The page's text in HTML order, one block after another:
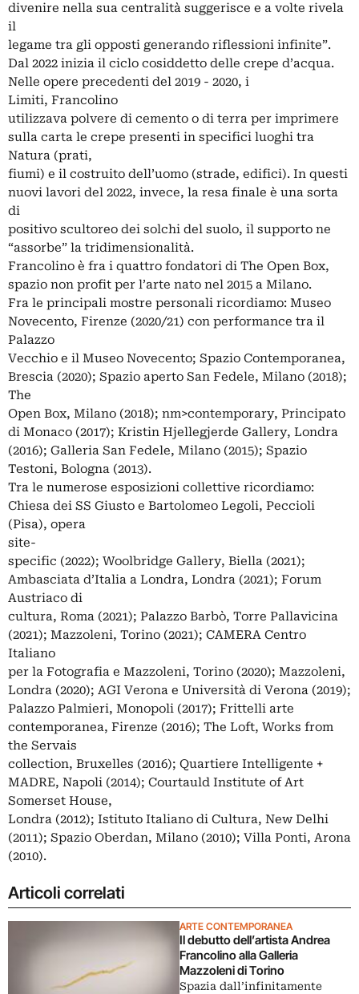
divenire nella sua centralità suggerisce e a volte rivela
il
legame tra gli opposti generando riflessioni infinite”.
Dal 2022 inizia il ciclo cosiddetto delle crepe d’acqua.
Nelle opere precedenti del 2019 - 2020, i
Limiti, Francolino
utilizzava polvere di cemento o di terra per imprimere
sulla carta le crepe presenti in specifici luoghi tra
Natura (prati,
fiumi) e il costruito dell’uomo (strade, edifici). In questi
nuovi lavori del 2022, invece, la resa finale è una sorta
di
positivo scultoreo dei solchi del suolo, il supporto ne
“assorbe” la tridimensionalità.
Francolino è fra i quattro fondatori di The Open Box,
spazio non profit per l’arte nato nel 2015 a Milano.
Fra le principali mostre personali ricordiamo: Museo
Novecento, Firenze (2020/21) con performance tra il
Palazzo
Vecchio e il Museo Novecento; Spazio Contemporanea,
Brescia (2020); Spazio aperto San Fedele, Milano (2018);
The
Open Box, Milano (2018); nm>contemporary, Principato
di Monaco (2017); Kristin Hjellegjerde Gallery, Londra
(2016); Galleria San Fedele, Milano (2015); Spazio
Testoni, Bologna (2013).
Tra le numerose esposizioni collettive ricordiamo:
Chiesa dei SS Giusto e Bartolomeo Legoli, Peccioli
(Pisa), opera
site-
specific (2022); Woolbridge Gallery, Biella (2021);
Ambasciata d’Italia a Londra, Londra (2021); Forum
Austriaco di
cultura, Roma (2021); Palazzo Barbò, Torre Pallavicina
(2021); Mazzoleni, Torino (2021); CAMERA Centro
Italiano
per la Fotografia e Mazzoleni, Torino (2020); Mazzoleni,
Londra (2020); AGI Verona e Università di Verona (2019);
Palazzo Palmieri, Monopoli (2017); Frittelli arte
contemporanea, Firenze (2016); The Loft, Works from
the Servais
collection, Bruxelles (2016); Quartiere Intelligente +
MADRE, Napoli (2014); Courtauld Institute of Art
Somerset House,
Londra (2012); Istituto Italiano di Cultura, New Delhi
(2011); Spazio Oberdan, Milano (2010); Villa Ponti, Arona
(2010).
Articoli correlati
ARTE CONTEMPORANEA
Il debutto dell’artista Andrea
Francolino alla Galleria
Mazzoleni di Torino
Spazia dall’infinitamente